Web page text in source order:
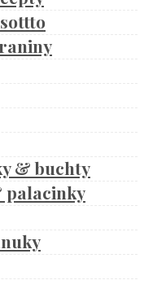
& buchty
palacinky